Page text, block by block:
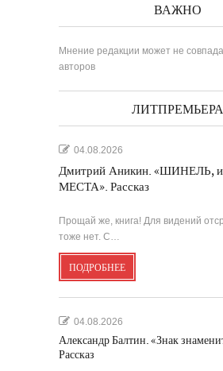
ВАЖНО
Мнение редакции может не
авторов
ЛИТПРЕМЬЕРА
04.08.2026
Дмитрий Аникин. «ШИНЕЛЬ,
МЕСТА». Рассказ
Прощай же, книга! Для видений
тоже нет. С…
ПОДРОБНЕЕ
04.08.2026
Александр Балтин. «Знак
Рассказ